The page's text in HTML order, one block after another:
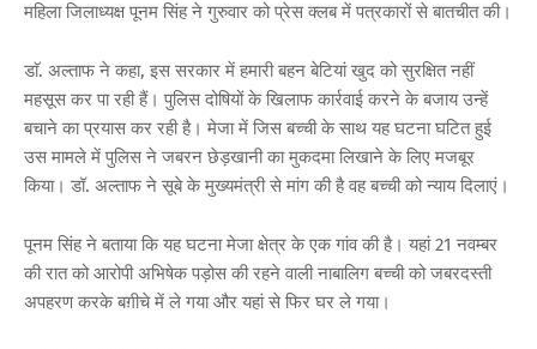
महिला जिलाध्यक्ष पूनम सिंह ने गुरुवार को प्रेस क्लब में पत्रकारों से बातचीत की।
डाॅ. अल्ताफ ने कहा, इस सरकार में हमारी बहन बेटियां खुद को सुरक्षित नहीं
महसूस कर पा रही हैं। पुलिस दोषियों के खिलाफ कार्रवाई करने के बजाय उन्हें
बचाने का प्रयास कर रही है। मेजा में जिस बच्ची के साथ यह घटना घटित हुई
उस मामले में पुलिस ने जबरन छेड़खानी का मुकदमा लिखाने के लिए मजबूर
किया। डॉ. अल्ताफ ने सूबे के मुख्यमंत्री से मांग की है वह बच्ची को न्याय दिलाएं।
पूनम सिंह ने बताया कि यह घटना मेजा क्षेत्र के एक गांव की है। यहां 21 नवम्बर
की रात को आरोपी अभिषेक पड़ोस की रहने वाली नाबालिग बच्ची को जबरदस्ती
अपहरण करके बग़ीचे में ले गया और यहां से फिर घर ले गया।